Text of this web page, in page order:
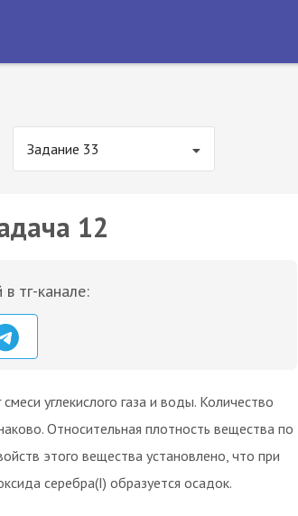
Задание 33
12
тг-канале:
углекислого газа и воды. Количество
Относительная плотность вещества по
этого вещества установлено, что при
серебра(I) образуется осадок.